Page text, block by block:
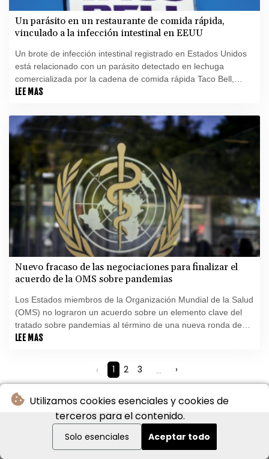
Utilizamos cookies esenciales y cookies de
terceros para el contenido.
Solo esenciales Aceptar todo
Un parásito en un restaurante de comida rápida,
vinculado a la infección intestinal en EEUU
Un brote de infección intestinal registrado en Estados Unidos
está relacionado con un parásito detectado en lechuga
comercializada por la cadena de comida rápida Taco Bell,
anunciaron el viernes autoridades sanitarias federales.
LEE MAS
Nuevo fracaso de las negociaciones para finalizar el
acuerdo de la OMS sobre pandemias
Los Estados miembros de la Organización Mundial de la Salud
(OMS) no lograron un acuerdo sobre un elemento clave del
tratado sobre pandemias al término de una nueva ronda de
negociaciones, anunció el lunes la agencia de la ONU.
LEE MAS
‹ 1 2 3 ... ›